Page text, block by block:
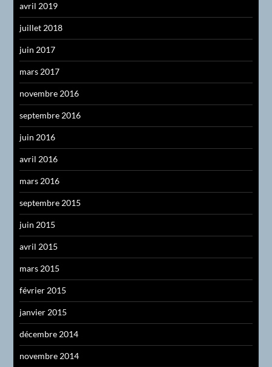
avril 2019
juillet 2018
juin 2017
mars 2017
novembre 2016
septembre 2016
juin 2016
avril 2016
mars 2016
septembre 2015
juin 2015
avril 2015
mars 2015
février 2015
janvier 2015
décembre 2014
novembre 2014